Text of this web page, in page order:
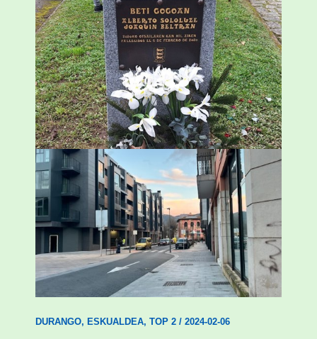
«Azkenengo 40 urteetan Zaldibar jo zuen
ingurumen-hondamendirik larriena»
ESKUALDEA,ZALDIBAR/2024-02-06
Udal etxebizitza tasatuei buruzko lehen
ordenantza izango du Durangok
DURANGO, ESKUALDEA, TOP 2/ 2024-02-06